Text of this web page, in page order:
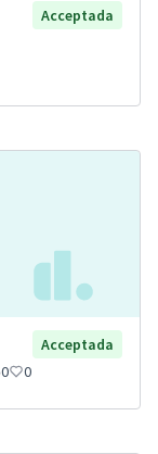
Acceptada
Acceptada
0 0